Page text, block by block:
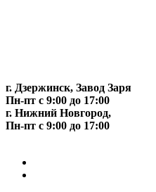
г. Дзержинск, Завод Заря
Пн-пт c 9:00 до 17:00
г. Нижний Новгород,
Пн-пт c 9:00 до 17:00